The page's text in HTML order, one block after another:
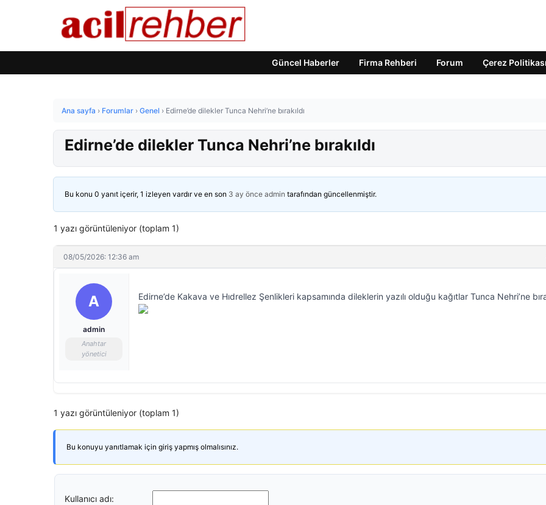
Güncel Haberler Firma Rehberi Forum Çerez Politikası
Ana sayfa › Forumlar › Genel › Edirne’de dilekler Tunca Nehri’ne bırakıldı
Edirne’de dilekler Tunca Nehri’ne bırakıldı
Bu konu 0 yanıt içerir, 1 izleyen vardır ve en son 3 ay önce admin tarafından güncellenmiştir.
1 yazı görüntüleniyor (toplam 1)
08/05/2026: 12:36 am
A
admin
Anahtar
yönetici
Edirne’de Kakava ve Hıdrellez Şenlikleri kapsamında dileklerin yazılı olduğu kağıtlar Tunca Nehri’ne
1 yazı görüntüleniyor (toplam 1)
Bu konuyu yanıtlamak için giriş yapmış olmalısınız.
Kullanıcı adı: